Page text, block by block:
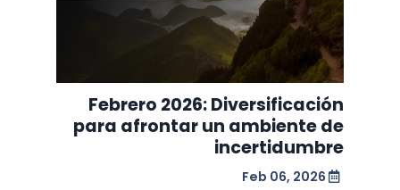
Febrero 2026: Diversificación
para afrontar un ambiente de
incertidumbre
Feb 06, 2026